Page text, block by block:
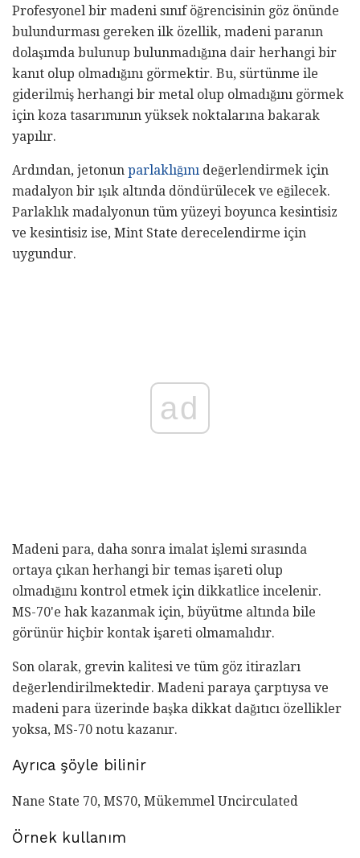
Profesyonel bir madeni sınıf öğrencisinin göz önünde
bulundurması gereken ilk özellik, madeni paranın
dolaşımda bulunup bulunmadığına dair herhangi bir
kanıt olup olmadığını görmektir. Bu, sürtünme ile
giderilmiş herhangi bir metal olup olmadığını görmek
için koza tasarımının yüksek noktalarına bakarak
yapılır.
Ardından, jetonun parlaklığını değerlendirmek için
madalyon bir ışık altında döndürülecek ve eğilecek.
Parlaklık madalyonun tüm yüzeyi boyunca kesintisiz
ve kesintisiz ise, Mint State derecelendirme için
uygundur.
ad
Madeni para, daha sonra imalat işlemi sırasında
ortaya çıkan herhangi bir temas işareti olup
olmadığını kontrol etmek için dikkatlice incelenir.
MS-70'e hak kazanmak için, büyütme altında bile
görünür hiçbir kontak işareti olmamalıdır.
Son olarak, grevin kalitesi ve tüm göz itirazları
değerlendirilmektedir. Madeni paraya çarptıysa ve
madeni para üzerinde başka dikkat dağıtıcı özellikler
yoksa, MS-70 notu kazanır.
Ayrıca şöyle bilinir
Nane State 70, MS70, Mükemmel Uncirculated
Örnek kullanım